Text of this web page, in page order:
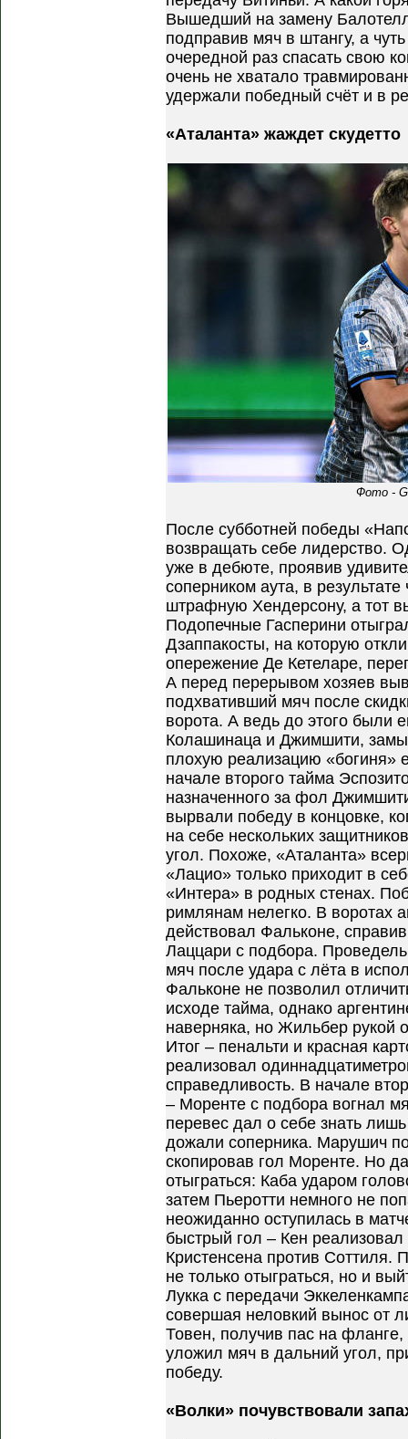
Вышедший на замену
подправив мяч в штангу, а
очередной раз спасать свою
очень не хватало
удержали победный счёт и в
«Аталанта» жаждет скудетто
Фото -
После субботней победы
возвращать себе лидерство.
уже в дебюте, проявив
соперником аута, в
штрафную Хендерсону, а тот
Подопечные Гасперини
Дзаппакосты, на которую
опережение Де Кетеларе,
А перед перерывом хозяев
подхвативший мяч после
ворота. А ведь до этого были
Колашинаца и Джимшити,
плохую реализацию «богиня»
начале второго тайма
назначенного за фол
вырвали победу в концовке,
на себе нескольких
угол. Похоже, «Аталанта»
«Лацио» только приходит в
«Интера» в родных стенах.
римлянам нелегко. В воротах
действовал Фальконе,
Лаццари с подбора.
мяч после удара с лёта в
Фальконе не позволил
исходе тайма, однако
наверняка, но Жильбер рукой
Итог – пенальти и красная
реализовал
справедливость. В начале
– Моренте с подбора вогнал
перевес дал о себе знать
дожали соперника. Марушич
скопировав гол Моренте. Но
отыграться: Каба ударом
затем Пьеротти немного не
неожиданно оступилась в
быстрый гол – Кен
Кристенсена против Соттиля.
не только отыграться, но и
Лукка с передачи
совершая неловкий вынос от
Товен, получив пас на
уложил мяч в дальний угол,
победу.
«Волки» почувствовали